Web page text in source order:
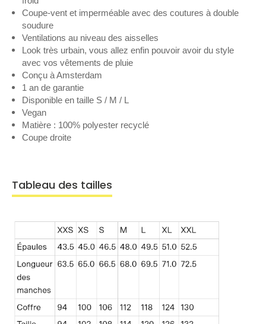
Coupe-vent et imperméable avec des coutures à double
soudure
Ventilations au niveau des aisselles
Look très urbain, vous allez enfin pouvoir avoir du style
avec vos vêtements de pluie
Conçu à Amsterdam
1 an de garantie
Disponible en taille S / M / L
Vegan
Matière : 100% polyester recyclé
Coupe droite
Tableau des tailles